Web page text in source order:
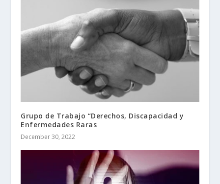
Grupo de Trabajo “Derechos, Discapacidad y
Enfermedades Raras
December 30, 2022